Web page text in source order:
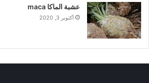
عشبة الماكا maca
أكتوبر 3, 2020